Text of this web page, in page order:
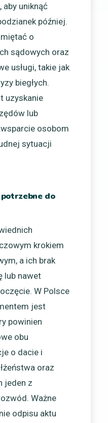
uniknąć
później.
o
sądowych oraz
usługi, takie jak
biegłych.
uzyskanie
lub
osobom
sytuacji
do
krokiem
a ich brak
lub nawet
W Polsce
jest
powinien
obu
o dacie i
oraz
jeden z
Ważne
odpisu aktu